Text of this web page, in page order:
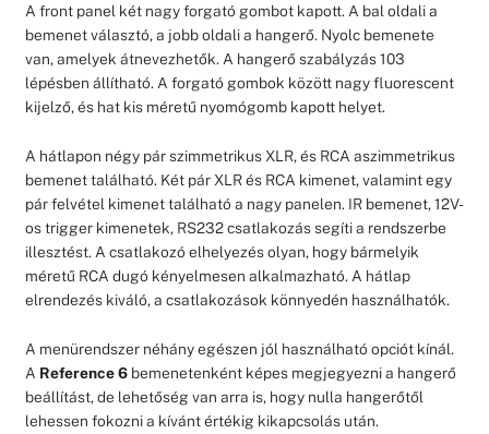
A front panel két nagy forgató gombot kapott. A bal oldali a
bemenet választó, a jobb oldali a hangerő. Nyolc bemenete
van, amelyek átnevezhetők. A hangerő szabályzás 103
lépésben állítható. A forgató gombok között nagy fluorescent
kijelző, és hat kis méretű nyomógomb kapott helyet.
A hátlapon négy pár szimmetrikus XLR, és RCA aszimmetrikus
bemenet található. Két pár XLR és RCA kimenet, valamint egy
pár felvétel kimenet található a nagy panelen. IR bemenet, 12V-
os trigger kimenetek, RS232 csatlakozás segíti a rendszerbe
illesztést. A csatlakozó elhelyezés olyan, hogy bármelyik
méretű RCA dugó kényelmesen alkalmazható. A hátlap
elrendezés kiváló, a csatlakozások könnyedén használhatók.
A menürendszer néhány egészen jól használható opciót kínál.
A Reference 6bemenetenként képes megjegyezni a hangerő
beállítást, de lehetőség van arra is, hogy nulla hangerőtől
lehessen fokozni a kívánt értékig kikapcsolás után.